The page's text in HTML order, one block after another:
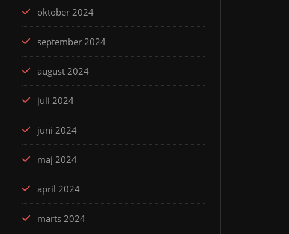
oktober 2024
september 2024
august 2024
juli 2024
juni 2024
maj 2024
april 2024
marts 2024